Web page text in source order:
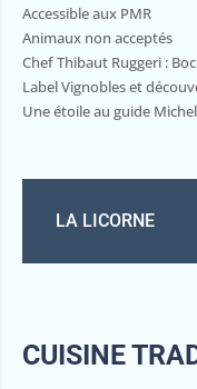
Accessible aux PMR
Animaux non acceptés
Chef Thibaut Ruggeri :
Label Vignobles et
Une étoile au guide
LA LICORNE
CUISINE